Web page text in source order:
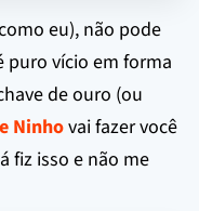
eu), não pode
puro vício em forma
de ouro (ou
Ninhovai fazer você
fiz isso e não me